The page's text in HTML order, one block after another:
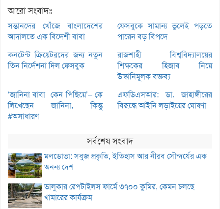
আরো সংবাদঃ
সন্তানদের খোঁজে বাংলাদেশের
আদালতে এক বিদেশী বাবা
ফেসবুকে সামান্য ভুলেই পড়তে
পারেন বড় বিপদে
কনটেন্ট ক্রিয়েটরদের জন্য নতুন
তিন নির্দেশনা দিল ফেসবুক
রাজশাহী বিশ্ববিদ্যালয়ের
শিক্ষকের হিজাব নিয়ে
উস্কানিমূলক বক্তব্য
‘জানিনা বাবা কেন পিছিয়ে’– কে
লিখেছেন জানিনা, কিন্তু
#অসাধারণ
এফডিএসআর: ডা. জাহাঙ্গীরের
বিরূদ্ধে আইনি লড়াইয়ের ঘোষণা
সর্বশেষ সংবাদ
মলডোভা: সবুজ প্রকৃতি, ইতিহাস আর নীরব সৌন্দর্যের এক
অনন্য দেশ
ভালুকার রেপটাইলস ফার্মে ৩৭০০ কুমির, কেমন চলছে
খামারের কার্যক্রম